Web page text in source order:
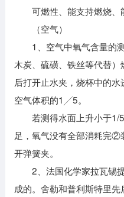
可燃性、能支持燃烧、
（空气）
1、空气中氧气含量的
木炭、硫磺、铁丝等代替
后打开止水夹，烧杯中的
空气体积的1╱5。
若测得水面上升小于1/
足，氧气没有全部消耗完
开弹簧夹。
2、法国化学家拉瓦锡提
成的。舍勒和普利斯特里先